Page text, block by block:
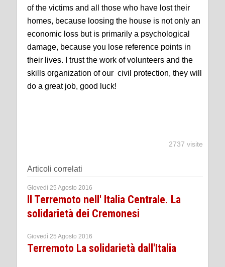
of the victims and all those who have lost their
homes, because loosing the house is not only an
economic loss but is primarily a psychological
damage, because you lose reference points in
their lives.
I trust the work of volunteers and the
skills organization of our civil protection, they will
do a great job, good luck!
2737 visite
Articoli correlati
Giovedì 25 Agosto 2016
Il Terremoto nell' Italia Centrale. La
solidarietà dei Cremonesi
Giovedì 25 Agosto 2016
Terremoto La solidarietà dall'Italia